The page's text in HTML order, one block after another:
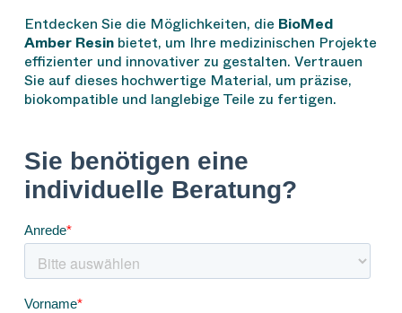
Entdecken Sie die Möglichkeiten, die BioMed
Amber Resinbietet, um Ihre medizinischen Projekte
effizienter und innovativer zu gestalten. Vertrauen
Sie auf dieses hochwertige Material, um präzise,
biokompatible und langlebige Teile zu fertigen.